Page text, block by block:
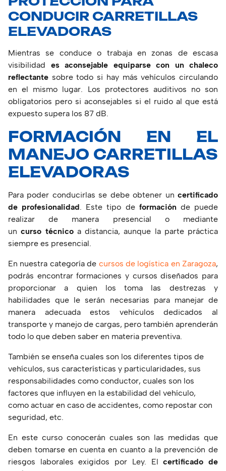
CONDUCIR CARRETILLAS
ELEVADORAS
Mientras se conduce o trabaja en zonas de escasa
visibilidad es aconsejable equiparse con un chaleco
reflectante sobre todo si hay más vehículos circulando
en el mismo lugar. Los protectores auditivos no son
obligatorios pero si aconsejables si el ruido al que está
expuesto supera los 87 dB.
FORMACIÓN EN EL
MANEJO CARRETILLAS
ELEVADORAS
Para poder conducirlas se debe obtener un certificado
de profesionalidad. Este tipo de formación de puede
realizar de manera presencial o mediante
uncurso técnicoa distancia, aunque la parte práctica
siempre es presencial.
En nuestra categoría de cursos de logística en Zaragoza,
podrás encontrar formaciones y cursos diseñados para
proporcionar a quien los toma las destrezas y
habilidades que le serán necesarias para manejar de
manera adecuada estos vehículos dedicados al
transporte y manejo de cargas, pero también aprenderán
todo lo que deben saber en materia preventiva.
También se enseña cuales son los diferentes tipos de
vehículos, sus características y particularidades, sus
responsabilidades como conductor, cuales son los
factores que influyen en la estabilidad del vehículo,
como actuar en caso de accidentes, como repostar con
seguridad, etc.
En este curso conocerán cuales son las medidas que
deben tomarse en cuenta en cuanto a la prevención de
riesgos laborales exigidos por Ley. Elcertificado de